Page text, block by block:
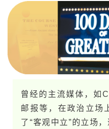
曾经的主流媒体，如
邮报等，在政治立场
了“客观中立”的立场